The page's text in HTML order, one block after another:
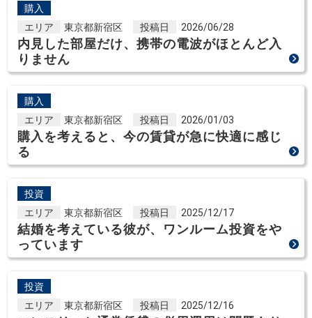
購入
エリア
東京都新宿区 投稿日 2026/06/28
内見した部屋だけ、携帯の電波がほとんど入
りません
購入
エリア
東京都新宿区 投稿日 2026/01/03
購入を考えると、今の賃貸が急に快適に感じ
る
投資
エリア
東京都新宿区 投稿日 2025/12/17
結婚を考えている彼が、ワンルーム投資をや
っています
投資
エリア
東京都新宿区 投稿日 2025/12/16